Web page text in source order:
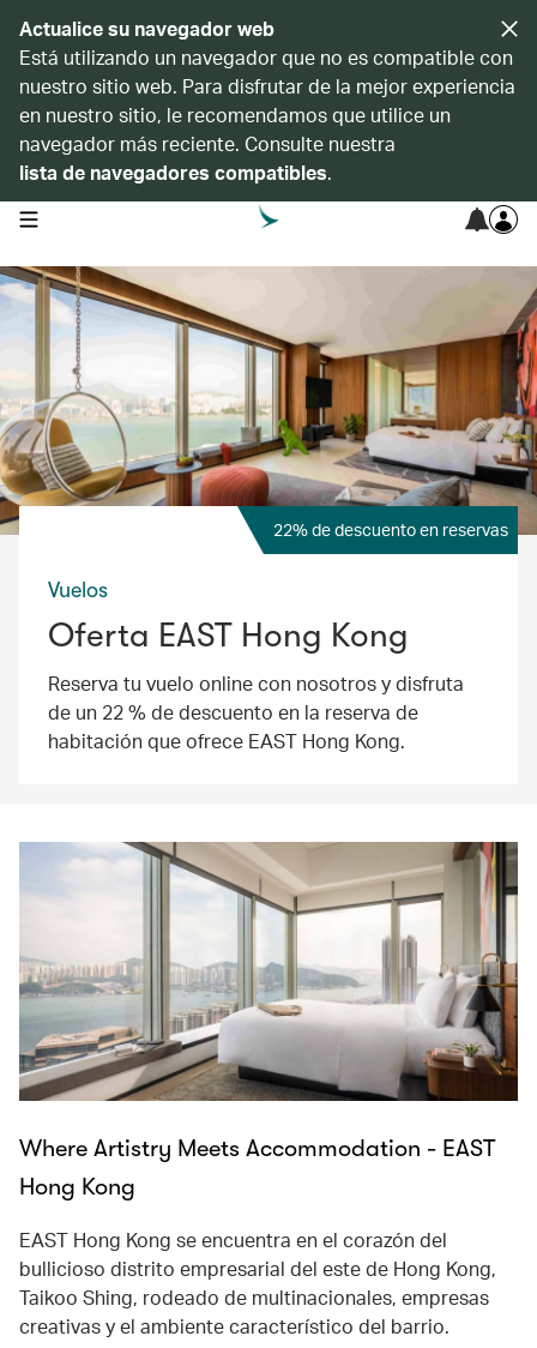
Actualice su navegador web
Está utilizando un navegador que no es compatible con
nuestro sitio web. Para disfrutar de la mejor experiencia
en nuestro sitio, le recomendamos que utilice un
navegador más reciente. Consulte nuestra
lista de navegadores compatibles.
open navigation menu
22% de descuento en reservas
Vuelos
Oferta EAST Hong Kong
Reserva tu vuelo online con nosotros y disfruta
de un 22 % de descuento en la reserva de
habitación que ofrece EAST Hong Kong.
Where Artistry Meets Accommodation - EAST
Hong Kong
EAST Hong Kong se encuentra en el corazón del
bullicioso distrito empresarial del este de Hong Kong,
Taikoo Shing, rodeado de multinacionales, empresas
creativas y el ambiente característico del barrio.